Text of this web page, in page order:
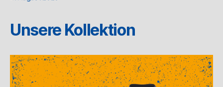
Unsere Kollektion